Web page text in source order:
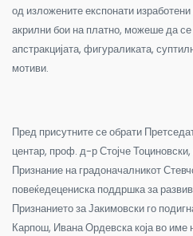
од изложените експонати
акрилни бои на платно, можеше да
апстракцијата, фигураликата,
мотиви.
Пред присутните се обрати
центар, проф. д-р Стојче
Признание на градоначалникот
повеќедецениска поддршка за
Признанието за Јакимовски го
Карпош, Ивана Ордевска која во име